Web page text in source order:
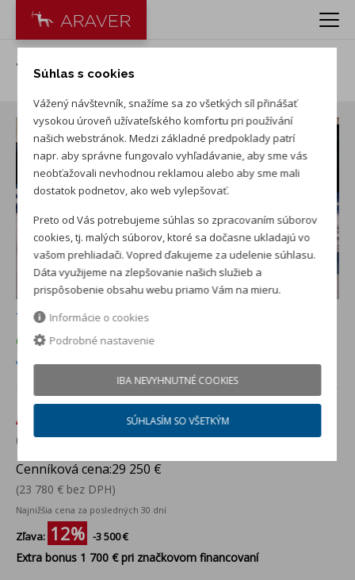
VW T-Roc 1.5 eTSI Trend
+ ďalších 11
ČOSKORO SKLADOMpre ARAVER Nové Zámky
Viac info
Akciová cena: 25 750 €
(20 935 € bez DPH)
Cenníková cena:29 250 €
(23 780 € bez DPH)
Najnižšia cena za posledných 30 dní
Zľava: 12% -3 500 €
Extra bonus 1 700 € pri značkovom financovaní
Súhlas s cookies
Vážený návštevník, snažíme sa zo všetkých síl přinášať
vysokou úroveň užívateľského komfortu pri používání
našich webstránok. Medzi základné predpoklady patrí
napr. aby správne fungovalo vyhľadávanie, aby sme vás
neobťažovali nevhodnou reklamou alebo aby sme mali
dostatok podnetov, ako web vylepšovať.
Preto od Vás potrebujeme súhlas so zpracovaním súborov
cookies, tj. malých súborov, ktoré sa dočasne ukladajú vo
vašom prehliadači. Vopred ďakujeme za udelenie súhlasu.
Dáta využijeme na zlepšovanie našich služieb a
prispôsobenie obsahu webu priamo Vám na mieru.
Informácie o cookies
Podrobné nastavenie
IBA NEVYHNUTNÉ COOKIES
SÚHLASÍM SO VŠETKÝM